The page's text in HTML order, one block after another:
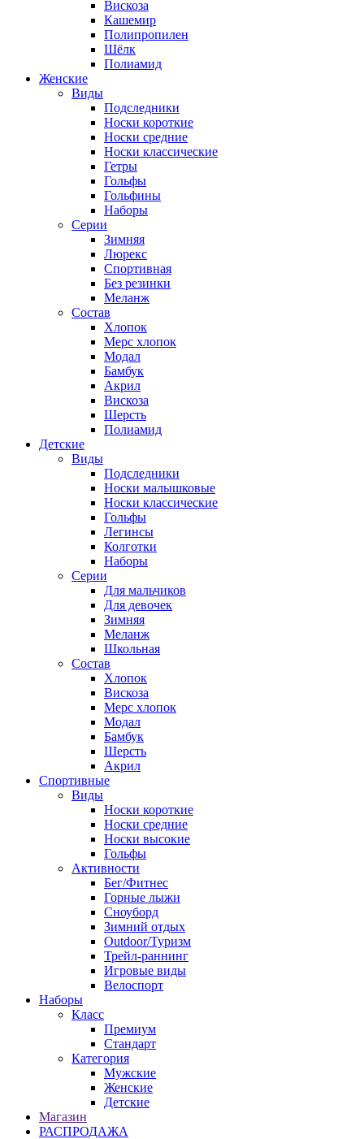
Вискоза
Кашемир
Полипропилен
Шёлк
Полиамид
Женские
Виды
Подследники
Носки короткие
Носки средние
Носки классические
Гетры
Гольфы
Гольфины
Наборы
Серии
Зимняя
Люрекс
Спортивная
Без резинки
Меланж
Состав
Хлопок
Мерс хлопок
Модал
Бамбук
Акрил
Вискоза
Шерсть
Полиамид
Детские
Виды
Подследники
Носки малышковые
Носки классические
Гольфы
Легинсы
Колготки
Наборы
Серии
Для мальчиков
Для девочек
Зимняя
Меланж
Школьная
Состав
Хлопок
Вискоза
Мерс хлопок
Модал
Бамбук
Шерсть
Акрил
Спортивные
Виды
Носки короткие
Носки средние
Носки высокие
Гольфы
Активности
Бег/Фитнес
Горные лыжи
Сноуборд
Зимний отдых
Outdoor/Туризм
Трейл-раннинг
Игровые виды
Велоспорт
Наборы
Класс
Премиум
Стандарт
Категория
Мужские
Женские
Детские
Магазин
РАСПРОДАЖА